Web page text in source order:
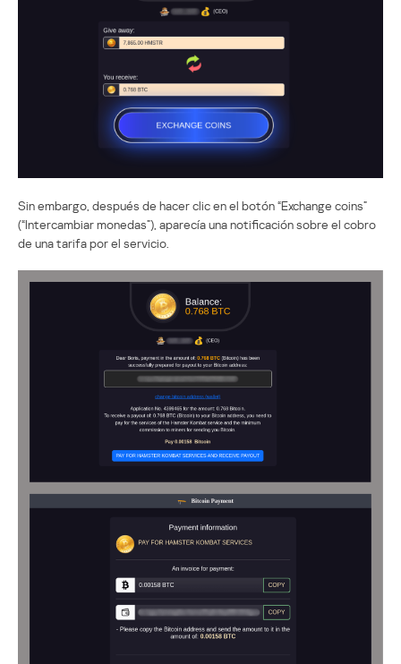
Sin embargo, después de hacer clic en el botón “Exchange coins”
(“Intercambiar monedas”), aparecía una notificación sobre el cobro
de una tarifa por el servicio.